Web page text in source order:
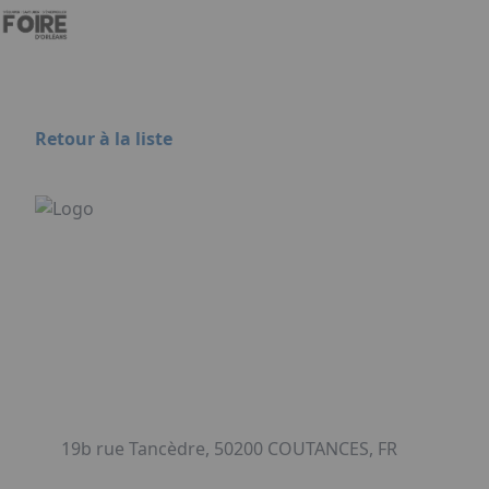
Aller au contenu principal
Retour à la liste
19b rue Tancèdre, 50200 COUTANCES, FR
Panneau de gestion des cookies